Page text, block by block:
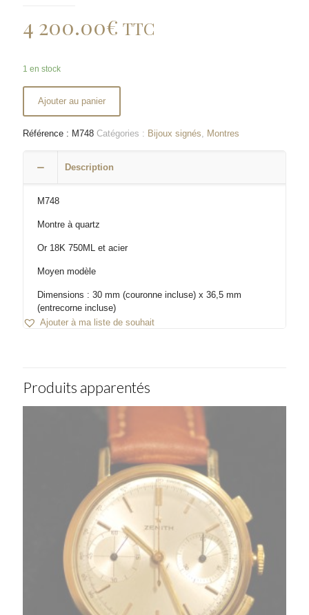
4 200.00€ TTC
1 en stock
Ajouter au panier
Ajouter à ma liste de souhait
Référence : M748 Catégories : Bijoux signés Montres
Description
M748
Montre à quartz
Or 18K 750ML et acier
Moyen modèle
Dimensions : 30 mm (couronne incluse) x 36,5 mm
(entrecorne incluse)
Produits apparentés